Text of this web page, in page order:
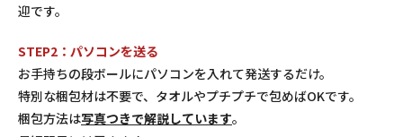
迎です。
STEP2：パソコンを送る
お手持ちの段ボールにパソコンを入れて発送するだけ。
特別な梱包材は不要で、タオルやプチプチで包めばOKです。
梱包方法は写真つきで解説しています。